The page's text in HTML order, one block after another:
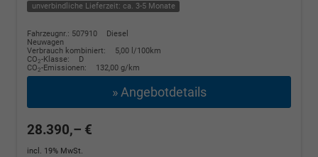
unverbindliche Lieferzeit: ca. 3-5 Monate
Fahrzeugnr.: 507910
Diesel
Neuwagen
Verbrauch kombiniert:
5,00 l/100km
CO2-Klasse:
D
CO2-Emissionen: 132,00 g/km
» Angebotdetails
28.390,– €
incl. 19% MwSt.